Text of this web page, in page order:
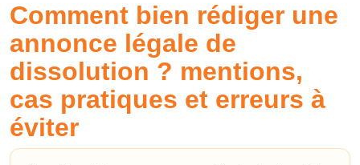
comment bien rédiger une
annonce légale de
dissolution ? mentions,
cas pratiques et erreurs à
éviter